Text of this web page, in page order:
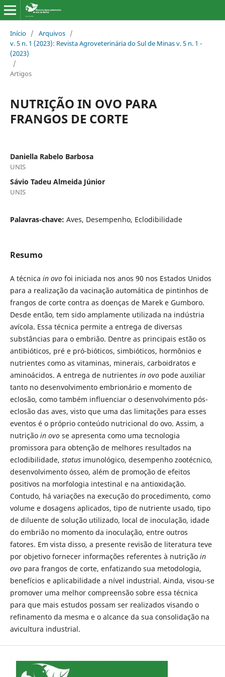
Início / Arquivos /
v. 5 n. 1 (2023): Revista Agroveterinária do Sul de Minas v. 5 n. 1 -
(2023)
/
Artigos
NUTRIÇÃO IN OVO PARA
FRANGOS DE CORTE
Daniella Rabelo Barbosa
UNIS
Sávio Tadeu Almeida Júnior
UNIS
Palavras-chave: Aves, Desempenho, Eclodibilidade
Resumo
A técnica in ovofoi iniciada nos anos 90 nos Estados Unidos
para a realização da vacinação automática de pintinhos de
frangos de corte contra as doenças de Marek e Gumboro.
Desde então, tem sido amplamente utilizada na indústria
avícola. Essa técnica permite a entrega de diversas
substâncias para o embrião. Dentre as principais estão os
antibióticos, pré e pró-bióticos, simbióticos, hormônios e
nutrientes como as vitaminas, minerais, carboidratos e
aminoácidos. A entrega de nutrientes in ovopode auxiliar
tanto no desenvolvimento embrionário e momento de
eclosão, como também influenciar o desenvolvimento pós-
eclosão das aves, visto que uma das limitações para esses
eventos é o próprio conteúdo nutricional do ovo. Assim, a
nutrição in ovo se apresenta como uma tecnologia
promissora para obtenção de melhores resultados na
eclodibilidade, statusimunológico, desempenho zootécnico,
desenvolvimento ósseo, além de promoção de efeitos
positivos na morfologia intestinal e na antioxidação.
Contudo, há variações na execução do procedimento, como
volume e dosagens aplicados, tipo de nutriente usado, tipo
de diluente de solução utilizado, local de inoculação, idade
do embrião no momento da inoculação, entre outros
fatores. Em vista disso, a presente revisão de literatura teve
por objetivo fornecer informações referentes à nutrição in
ovo para frangos de corte, enfatizando sua metodologia,
benefícios e aplicabilidade a nível industrial. Ainda, visou-se
promover uma melhor compreensão sobre essa técnica
para que mais estudos possam ser realizados visando o
refinamento da mesma e o alcance da sua consolidação na
avicultura industrial.